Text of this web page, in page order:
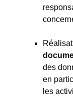
des
en
les